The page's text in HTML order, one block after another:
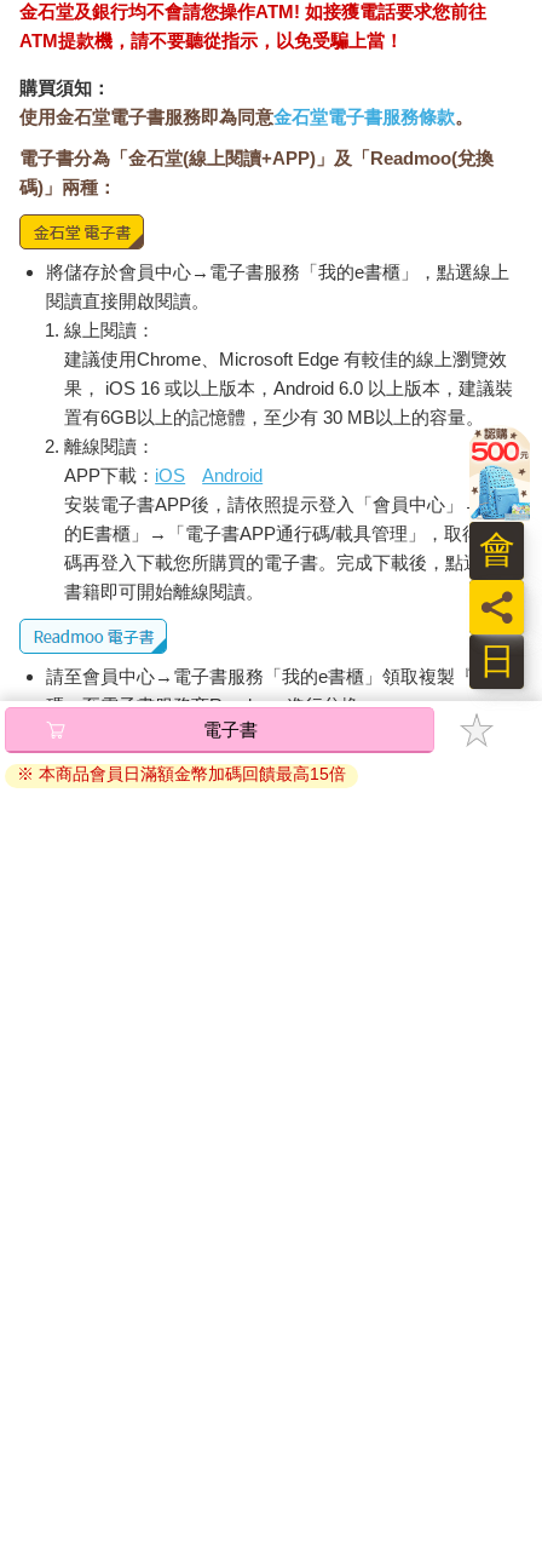
金石堂及銀行均不會請您操作ATM! 如接獲電話要求您前往
ATM提款機，請不要聽從指示，以免受騙上當！
購買須知：
使用金石堂電子書服務即為同意金石堂電子書服務條款。
電子書分為「金石堂(線上閱讀+APP)」及「Readmoo(兌換
碼)」兩種：
將儲存於會員中心→電子書服務「我的e書櫃」，點選線上
閱讀直接開啟閱讀。
線上閱讀：
建議使用Chrome、Microsoft Edge 有較佳的線上瀏覽效
果， iOS 16 或以上版本，Android 6.0 以上版本，建議裝
置有6GB以上的記憶體，至少有 30 MB以上的容量。
離線閱讀：
APP下載： iOS
Android
安裝電子書APP後，請依照提示登入「會員中心」→「我
的E書櫃」→「電子書APP通行碼/載具管理」，取得通行
碼再登入下載您所購買的電子書。完成下載後，點選任一
書籍即可開始離線閱讀。
請至會員中心→電子書服務「我的e書櫃」領取複製『兌換
碼』至電子書服務商Readmoo進行兌換。
退換貨須知：
因版權保護，您在金石堂所購買的電子書僅能以金石堂專屬
電子書
※ 本商品會員日滿額金幣加碼回饋最高15倍
日
員
會